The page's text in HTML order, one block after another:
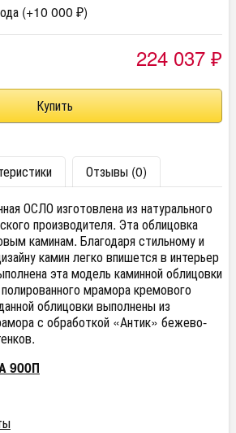
(+10 000 ₽)
224 037 ₽
Отзывы (0)
ОСЛО изготовлена из натурального
производителя. Эта облицовка
каминам. Благодаря стильному и
камин легко впишется в интерьер
эта модель каминной облицовки
полированного мрамора кремового
облицовки выполнены из
с обработкой «Антик» бежево-
900П